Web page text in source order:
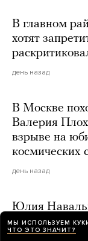
В главном
хотят
день назад
В Москве
Валерия
взрыве на
космических
день назад
Юлия
за «Яблоко»
МЫ ИСПОЛЬЗУЕМ
ЧТО ЭТО ЗНАЧИТ?